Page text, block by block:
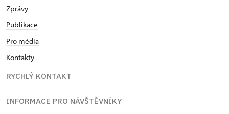
Zprávy
Publikace
Pro média
Kontakty
RYCHLÝ KONTAKT
INFORMACE PRO NÁVŠTĚVNÍKY